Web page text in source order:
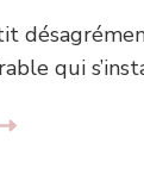
qui